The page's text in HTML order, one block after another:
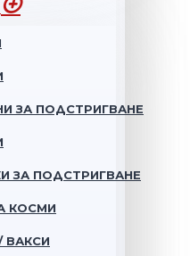
ЗА ПОДСТРИГВАНЕ
ЗА ПОДСТРИГВАНЕ
КОСМИ
ВАКСИ